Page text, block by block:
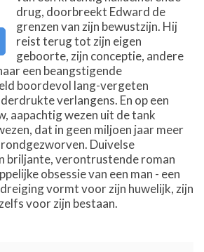
drug, doorbreekt Edward de
grenzen van zijn bewustzijn. Hij
reist terug tot zijn eigen
geboorte, zijn conceptie, andere
een beangstigende
boordevol lang-vergeten
verlangens. En op een
aapachtig wezen uit de tank
dat in geen miljoen jaar meer
Duivelse
briljante, verontrustende roman
obsessie van een man - een
vormt voor zijn huwelijk, zijn
voor zijn bestaan.